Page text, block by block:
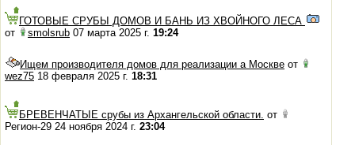
ГОТОВЫЕ СРУБЫ ДОМОВ И БАНЬ ИЗ ХВОЙНОГО ЛЕСА
от
smolsrub 07 марта 2025 г. 19:24
Ищем производителя домов для реализации а Москве от
wez75 18 февраля 2025 г. 18:31
БРЕВЕНЧАТЫЕ срубы из Архангельской области. от
Регион-29 24 ноября 2024 г. 23:04